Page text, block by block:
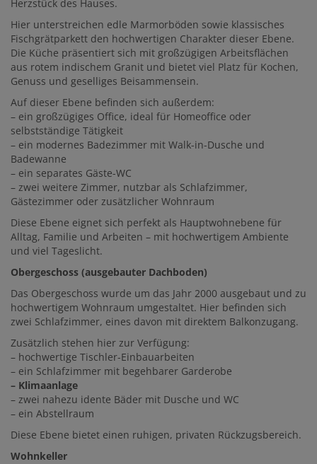
Herzstück des Hauses.
Hier unterstreichen edle Marmorböden sowie klassisches
Fischgrätparkett den hochwertigen Charakter dieser Ebene.
Die Küche präsentiert sich mit großzügigen Arbeitsflächen
aus rotem indischem Granit und bietet viel Platz für Kochen,
Genuss und geselliges Beisammensein.
Auf dieser Ebene befinden sich außerdem:
– ein großzügiges Office, ideal für Homeoffice oder
selbstständige Tätigkeit
– ein modernes Badezimmer mit Walk-in-Dusche und
Badewanne
– ein separates Gäste-WC
– zwei weitere Zimmer, nutzbar als Schlafzimmer,
Gästezimmer oder zusätzlicher Wohnraum
Diese Ebene eignet sich perfekt als Hauptwohnebene für
Alltag, Familie und Arbeiten – mit hochwertigem Ambiente
und viel Tageslicht.
Obergeschoss (ausgebauter Dachboden)
Das Obergeschoss wurde um das Jahr 2000 ausgebaut und zu
hochwertigem Wohnraum umgestaltet. Hier befinden sich
zwei Schlafzimmer, eines davon mit direktem Balkonzugang.
Zusätzlich stehen hier zur Verfügung:
– hochwertige Tischler-Einbauarbeiten
– ein Schlafzimmer mit begehbarer Garderobe
– Klimaanlage
– zwei nahezu idente Bäder mit Dusche und WC
– ein Abstellraum
Diese Ebene bietet einen ruhigen, privaten Rückzugsbereich.
Wohnkeller